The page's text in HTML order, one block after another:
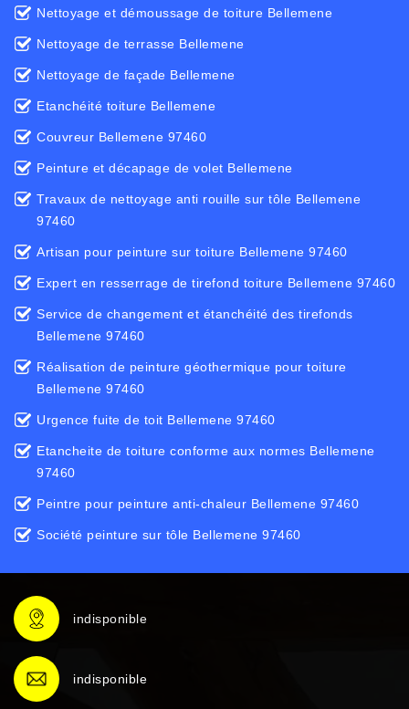
Nettoyage et démoussage de toiture Bellemene
Nettoyage de terrasse Bellemene
Nettoyage de façade Bellemene
Etanchéité toiture Bellemene
Couvreur Bellemene 97460
Peinture et décapage de volet Bellemene
Travaux de nettoyage anti rouille sur tôle Bellemene
97460
Artisan pour peinture sur toiture Bellemene 97460
Expert en resserrage de tirefond toiture Bellemene 97460
Service de changement et étanchéité des tirefonds
Bellemene 97460
Réalisation de peinture géothermique pour toiture
Bellemene 97460
Urgence fuite de toit Bellemene 97460
Etancheite de toiture conforme aux normes Bellemene
97460
Peintre pour peinture anti-chaleur Bellemene 97460
Société peinture sur tôle Bellemene 97460
indisponible
indisponible